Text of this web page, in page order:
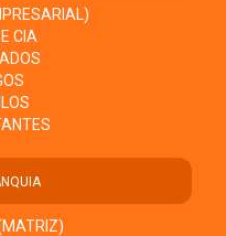
CIA